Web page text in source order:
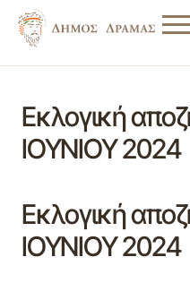
Εκλογική
ΙΟΥΝΙΟΥ 2024
Εκλογική
ΙΟΥΝΙΟΥ 2024